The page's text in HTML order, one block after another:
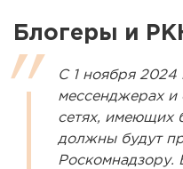
Блогеры и
С 1 ноября 2024
мессенджерах и
сетях, имеющих
должны будут
Роскомнадзору.